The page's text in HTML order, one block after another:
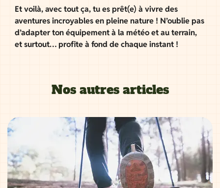
Et voilà, avec tout ça, tu es prêt(e) à vivre des
aventures incroyables en pleine nature ! N’oublie pas
d’adapter ton équipement à la météo et au terrain,
et surtout… profite à fond de chaque instant !
Nos autres articles